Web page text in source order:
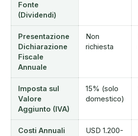
Fonte
(Dividendi)
Presentazione
Dichiarazione
Fiscale
Annuale
Non
richiesta
Imposta sul
Valore
Aggiunto (IVA)
15% (solo
domestico)
Costi Annuali
USD 1.200-